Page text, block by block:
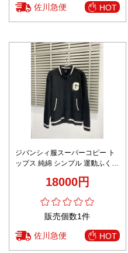
佐川急便 HOT
ジバンシィ服スーパーコピー ト
ップス 純綿 シンプル 運動ふく
18000円
販売個数1件
佐川急便 HOT